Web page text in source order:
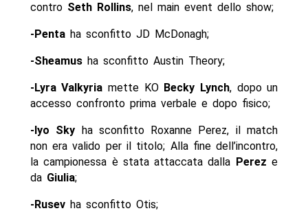
contro Seth Rollins, nel main event dello show;
-Pentaha sconfitto JD McDonagh;
-Sheamusha sconfitto Austin Theory;
-Lyra Valkyria mette KO Becky Lynch, dopo un
accesso confronto prima verbale e dopo fisico;
-Iyo Sky ha sconfitto Roxanne Perez, il match
non era valido per il titolo; Alla fine dell’incontro,
la campionessa è stata attaccata dalla Pereze
da Giulia;
-Rusevha sconfitto Otis;